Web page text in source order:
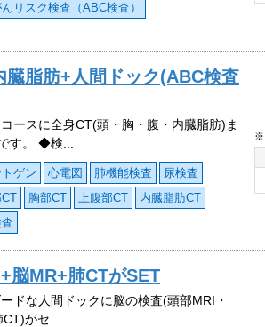
リスク検査（ABC検査）
脂肪+人間ドック(ABC検査
ースに全身CT(頭・胸・腹・内臓脂肪)ま
す。 ◆検...
ゲン 心電図 肺機能検査
尿検査
胸部CT 上腹部CT
内臓脂肪CT
※
脳MR+肺CTがSET
ドな人間ドックに脳の検査(頭部MRI・
がセ...